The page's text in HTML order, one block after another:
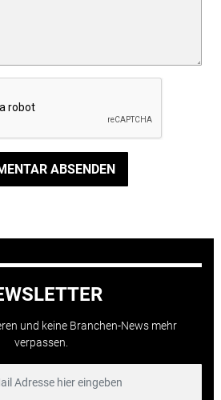
ABSENDEN
und keine Branchen-News mehr
verpassen.